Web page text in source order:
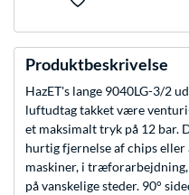
Produktbeskrivelse
HazET's lange 9040LG-3/2
luftudtag takket være
et maksimalt tryk på 12 bar.
hurtig fjernelse af chips
maskiner, i
på vanskelige steder. 90°